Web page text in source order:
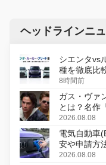
ヘッドラインニ
シエンタvs
種を徹底比
8時間前
ガス・ヴァ
とは？名作
初のデジタ
2026.08.08
電気自動車
安や申請方
2026.08.08